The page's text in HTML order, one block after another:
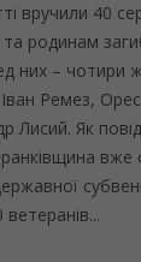
вручили 40
родинам
них – чотири
Ремез,
Лисий. Як